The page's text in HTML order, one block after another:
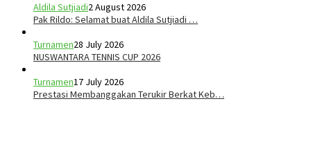
Aldila Sutjiadi2 August 2026
Pak Rildo: Selamat buat Aldila Sutjiadi …
Turnamen28 July 2026
NUSWANTARA TENNIS CUP 2026
Turnamen17 July 2026
Prestasi Membanggakan Terukir Berkat Keb…